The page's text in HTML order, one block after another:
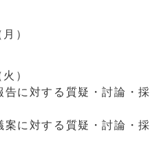
）
）
に対する質疑・討論・採
に対する質疑・討論・採